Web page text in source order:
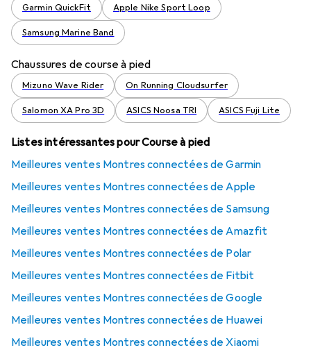
Garmin QuickFit Apple Nike Sport Loop
Samsung Marine Band
Chaussures de course à pied
Mizuno Wave Rider On Running Cloudsurfer
Salomon XA Pro 3D ASICS Noosa TRI ASICS Fuji Lite
Listes intéressantes pour Course à pied
Meilleures ventes Montres connectées de Garmin
Meilleures ventes Montres connectées de Apple
Meilleures ventes Montres connectées de Samsung
Meilleures ventes Montres connectées de Amazfit
Meilleures ventes Montres connectées de Polar
Meilleures ventes Montres connectées de Fitbit
Meilleures ventes Montres connectées de Google
Meilleures ventes Montres connectées de Huawei
Meilleures ventes Montres connectées de Xiaomi